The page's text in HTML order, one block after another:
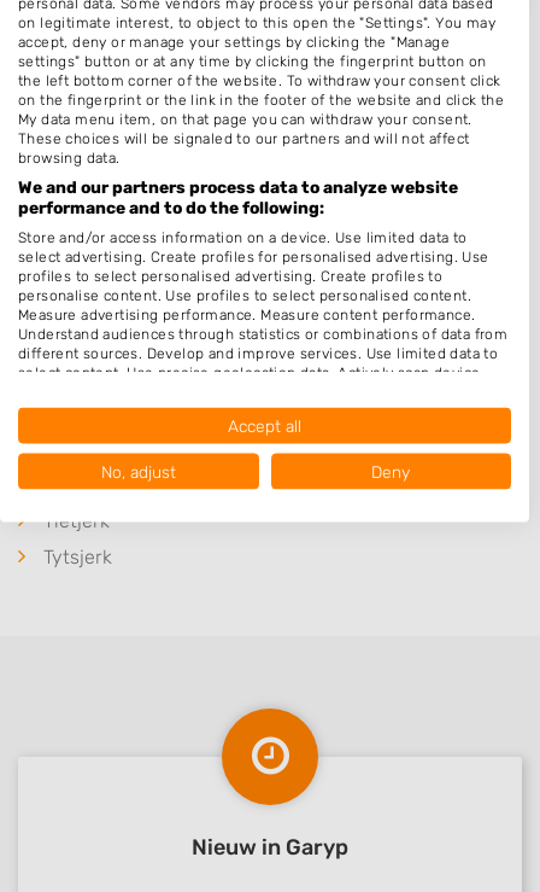
Plaatsen in de buurt
Sumar
Suwald
Burgum
Earnewâld
Nijega
De Tike
Warten
Oudega Gem Smallingerlnd
Hurdegaryp
Eastermar
Tietjerk
Tytsjerk
Nieuw in Garyp
on legitimate interest, to object to this open the "Settings". You may
accept, deny or manage your settings by clicking the "Manage
settings" button or at any time by clicking the fingerprint button on
the left bottom corner of the website. To withdraw your consent click
on the fingerprint or the link in the footer of the website and click the
My data menu item, on that page you can withdraw your consent.
These choices will be signaled to our partners and will not affect
browsing data.
We and our partners process data to analyze website
performance and to do the following:
Store and/or access information on a device. Use limited data to
select advertising. Create profiles for personalised advertising. Use
profiles to select personalised advertising. Create profiles to
personalise content. Use profiles to select personalised content.
Measure advertising performance. Measure content performance.
Understand audiences through statistics or combinations of data from
different sources. Develop and improve services. Use limited data to
select content. Use precise geolocation data. Actively scan device
Data may be shared outside of the European Union and send to the
Your consent and the cookie policy applies solely to this website/app.
View Partner List (1016 IAB Vendors)
We use your data for the following purposes:
IAB processing purposes:
Use profiles to select personalised
Create profiles to personalise content
Use profiles to select personalised content
Accept all
No, adjust Deny